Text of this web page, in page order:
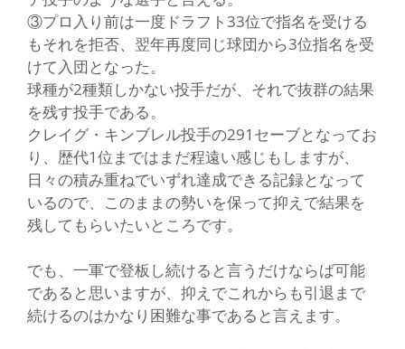
③プロ入り前は一度ドラフト33位で指名を受ける
もそれを拒否、翌年再度同じ球団から3位指名を受
けて入団となった。
球種が2種類しかない投手だが、それで抜群の結果
を残す投手である。
クレイグ・キンブレル投手の291セーブとなってお
り、歴代1位まではまだ程遠い感じもしますが、
日々の積み重ねでいずれ達成できる記録となって
いるので、このままの勢いを保って抑えで結果を
残してもらいたいところです。
でも、一軍で登板し続けると言うだけならば可能
であると思いますが、抑えでこれからも引退まで
続けるのはかなり困難な事であると言えます。